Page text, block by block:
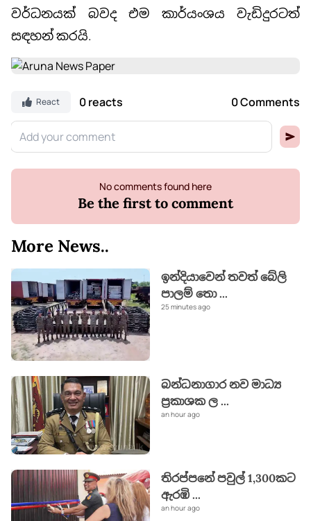
වර්ධනයක් බවද එම කාර්යංශය වැඩිදුරටත්
සඳහන් කරයි.
React 0 reacts 0 Comments
No comments found here
Be the first to comment
More News..
ඉන්දියාවෙන් තවත් බේලි
පාලම් තො...
25 minutes ago
බන්ධනාගාර නව මාධ්‍ය
ප්‍රකාශක ල ...
an hour ago
තිරප්පනේ පවුල් 1,300කට
ඇරඹි ...
an hour ago